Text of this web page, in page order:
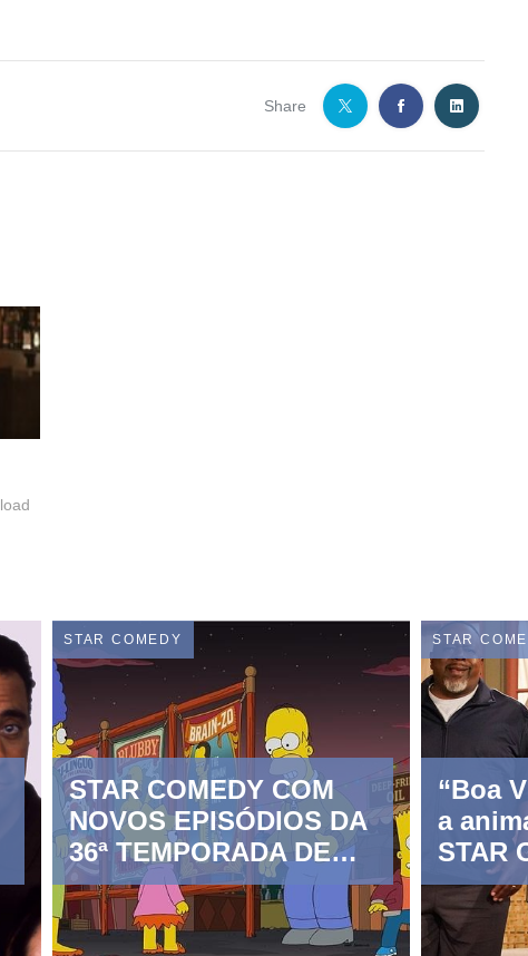
Share
STAR COMEDY
STAR COMEDY COM
NOVOS EPISÓDIOS DA
36ª TEMPORADA DE
“OS SIMPSONS”
STAR
“Boa
a
STAR